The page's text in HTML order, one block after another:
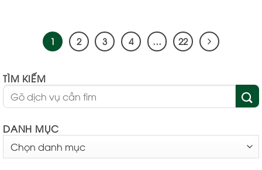
1 2 3 4 … 22
TÌM KIẾM
DANH MỤC
MỤC